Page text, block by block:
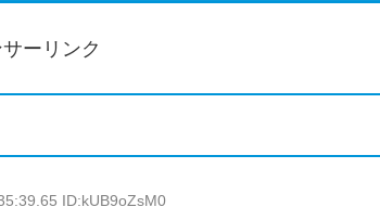
ーリンク
ID:kUB9oZsM0